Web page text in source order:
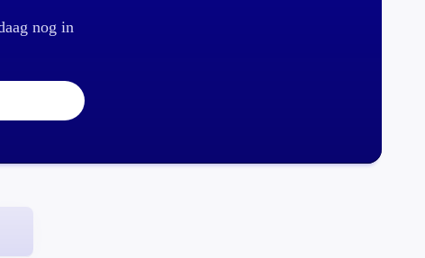
nog in